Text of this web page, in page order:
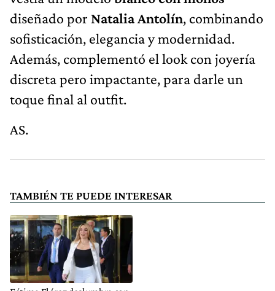
diseñado por Natalia Antolín, combinando
sofisticación, elegancia y modernidad.
Además, complementó el look con joyería
discreta pero impactante, para darle un
toque final al outfit.
AS.
TAMBIÉN TE PUEDE INTERESAR